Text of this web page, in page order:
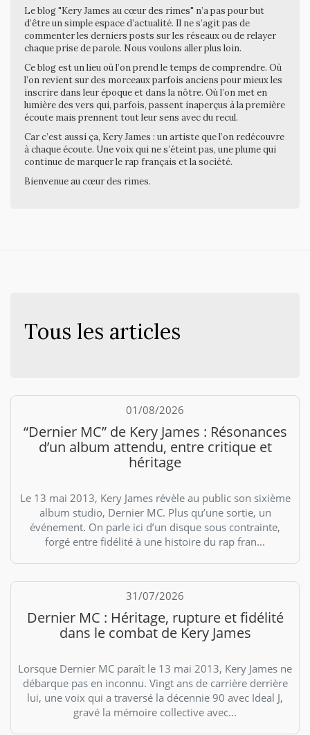
Le blog "Kery James au cœur des rimes" n’a pas pour but
d’être un simple espace d’actualité. Il ne s’agit pas de
commenter les derniers posts sur les réseaux ou de relayer
chaque prise de parole. Nous voulons aller plus loin.
Ce blog est un lieu où l’on prend le temps de comprendre. Où
l’on revient sur des morceaux parfois anciens pour mieux les
inscrire dans leur époque et dans la nôtre. Où l’on met en
lumière des vers qui, parfois, passent inaperçus à la première
écoute mais prennent tout leur sens avec du recul.
Car c’est aussi ça, Kery James : un artiste que l’on redécouvre
à chaque écoute. Une voix qui ne s’éteint pas, une plume qui
continue de marquer le rap français et la société.
Bienvenue au cœur des rimes.
Tous les articles
01/08/2026
“Dernier MC” de Kery James : Résonances
d’un album attendu, entre critique et
héritage
Le 13 mai 2013, Kery James révèle au public son sixième
album studio, Dernier MC. Plus qu’une sortie, un
événement. On parle ici d’un disque sous contrainte,
forgé entre fidélité à une histoire du rap fran...
31/07/2026
Dernier MC : Héritage, rupture et fidélité
dans le combat de Kery James
Lorsque Dernier MC paraît le 13 mai 2013, Kery James ne
débarque pas en inconnu. Vingt ans de carrière derrière
lui, une voix qui a traversé la décennie 90 avec Ideal J,
gravé la mémoire collective avec...